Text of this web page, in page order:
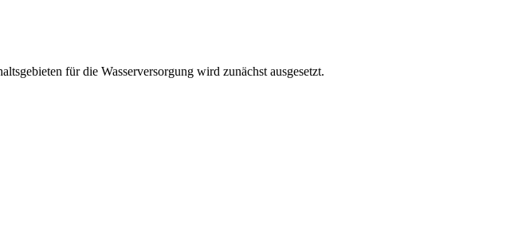
für die Wasserversorgung wird zunächst ausgesetzt.